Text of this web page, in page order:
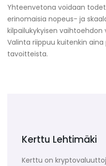
Yhteenvetona voidaan
erinomaisia nopeus- ja
kilpailukykyisen
Valinta riippuu kuitenkin
tavoitteista.
Kerttu Lehtimäki
Kerttu on